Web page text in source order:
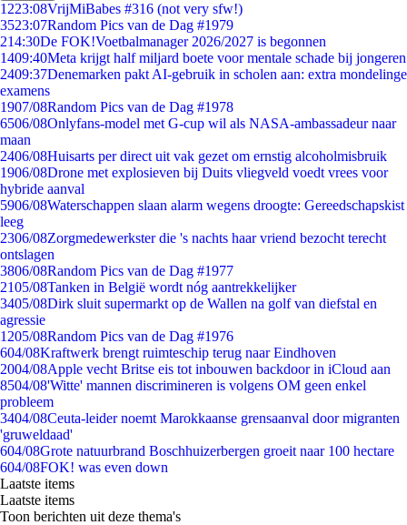
1223:08VrijMiBabes #316 (not very sfw!)
3523:07Random Pics van de Dag #1979
214:30De FOK!Voetbalmanager 2026/2027 is begonnen
1409:40Meta krijgt half miljard boete voor mentale schade bij jongeren
2409:37Denemarken pakt AI-gebruik in scholen aan: extra mondelinge
examens
1907/08Random Pics van de Dag #1978
6506/08Onlyfans-model met G-cup wil als NASA-ambassadeur naar
maan
2406/08Huisarts per direct uit vak gezet om ernstig alcoholmisbruik
1906/08Drone met explosieven bij Duits vliegveld voedt vrees voor
hybride aanval
5906/08Waterschappen slaan alarm wegens droogte: Gereedschapskist
leeg
2306/08Zorgmedewerkster die 's nachts haar vriend bezocht terecht
ontslagen
3806/08Random Pics van de Dag #1977
2105/08Tanken in België wordt nóg aantrekkelijker
3405/08Dirk sluit supermarkt op de Wallen na golf van diefstal en
agressie
1205/08Random Pics van de Dag #1976
604/08Kraftwerk brengt ruimteschip terug naar Eindhoven
2004/08Apple vecht Britse eis tot inbouwen backdoor in iCloud aan
8504/08'Witte' mannen discrimineren is volgens OM geen enkel
probleem
3404/08Ceuta-leider noemt Marokkaanse grensaanval door migranten
'gruweldaad'
604/08Grote natuurbrand Boschhuizerbergen groeit naar 100 hectare
604/08FOK! was even down
Laatste items
Laatste items
Toon berichten uit deze thema's